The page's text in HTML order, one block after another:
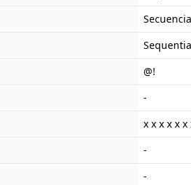
@!
-
x x x x x x
-
-